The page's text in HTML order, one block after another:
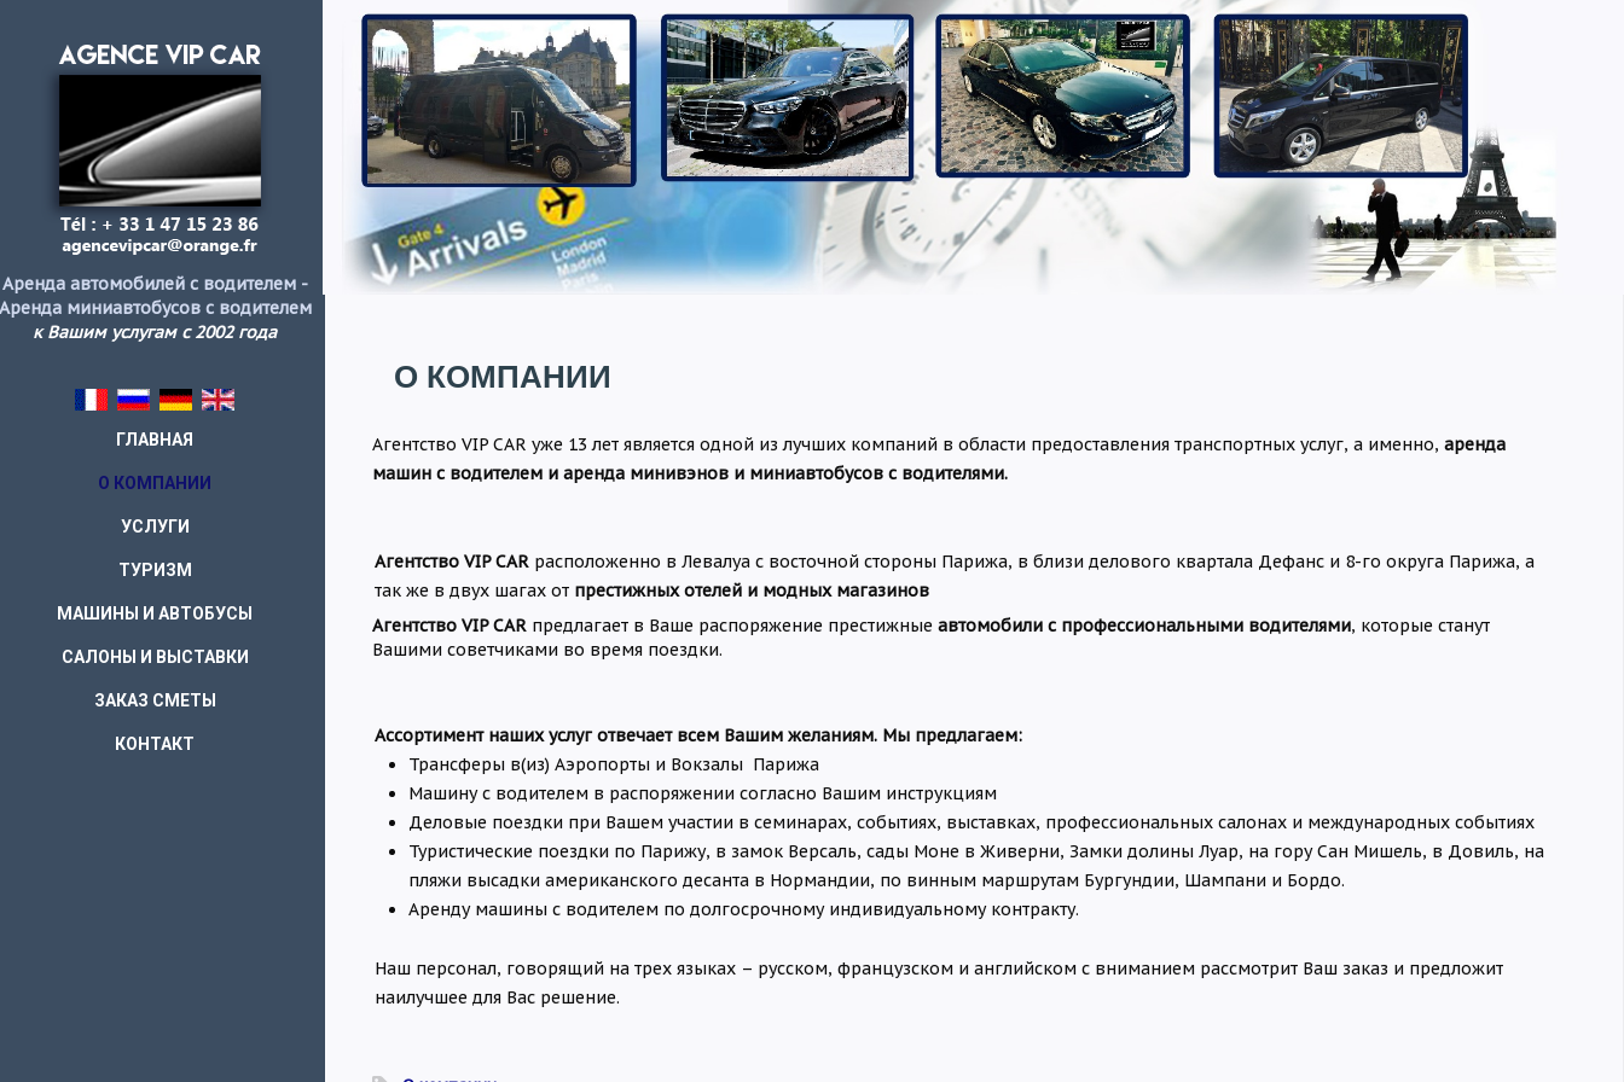
Аренда автомобилей с водителем -
миниавтобусов с водителем
к Вашим услугам с 2002 года
ГЛАВНАЯ
О КОМПАНИИ
УСЛУГИ
ТУРИЗМ
МАШИНЫ И АВТОБУСЫ
САЛОНЫ И ВЫСТАВКИ
ЗАКАЗ СМЕТЫ
КОНТАКТ
О КОМПАНИИ
Агентство VIP CAR уже 13 лет является одной из лучших компаний в области предоставления транспортных услуг, а именно, аренда
машин с водителем и аренда минивэнов и миниавтобусов с водителями.
Агентство VIP CARрасположенно в Лeвалуа с восточной стороны Парижа, в близи делового квартала Дефанс и 8-го округа Парижа, а
так же в двух шагах от престижных отелей и модных магазинов
Агентство VIP CARпредлагает в Ваше распоряжение престижные автомобили с профессиональными водителями, которые станут
Вашими советчиками во время поездки.
Ассортимент наших услуг отвечает всем Вашим желаниям. Мы предлагаем:
Трансферы в(из) Аэропорты и Вокзалы Парижа
Машину с водителем в распоряжении согласно Вашим инструкциям
Деловые поездки при Вашем участии в семинарах, событиях, выставках, профессиональных салонах и международных событиях
Туристические поездки по Парижу, в замок Версаль, сады Моне в Живерни, Замки долины Луар, на гору Сан Мишель, в Довиль, на
пляжи высадки американского десанта в Нормандии, по винным маршрутам Бургундии, Шампани и Бордо.
Аренду машины с водителем по долгосрочному индивидуальному контракту.
Наш персонал, говорящий на трех языках – русском, французском и английском с вниманием рассмотрит Ваш заказ и предложит
наилучшее для Вас решение.